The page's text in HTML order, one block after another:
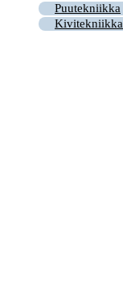
Puutekniikka
Kivitekniikka